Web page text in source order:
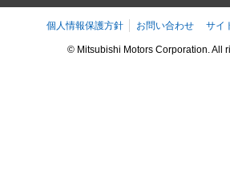
個人情報保護方針 お問い合わせ サイ
© Mitsubishi Motors Corporation. All